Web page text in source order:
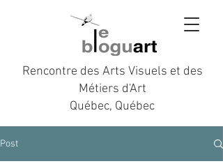
Rencontre des Arts Visuels et des
Métiers d'Art
Québec, Québec
Post